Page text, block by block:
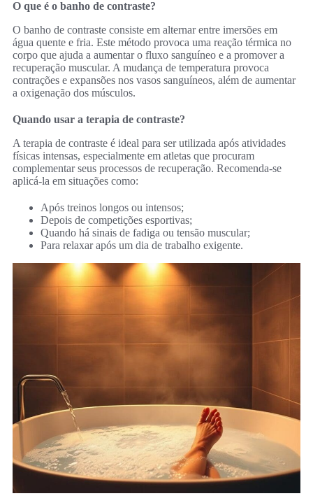
O que é o banho de contraste?
O banho de contraste consiste em alternar entre imersões em
água quente e fria. Este método provoca uma reação térmica no
corpo que ajuda a aumentar o fluxo sanguíneo e a promover a
recuperação muscular. A mudança de temperatura provoca
contrações e expansões nos vasos sanguíneos, além de aumentar
a oxigenação dos músculos.
Quando usar a terapia de contraste?
A terapia de contraste é ideal para ser utilizada após atividades
físicas intensas, especialmente em atletas que procuram
complementar seus processos de recuperação. Recomenda-se
aplicá-la em situações como:
Após treinos longos ou intensos;
Depois de competições esportivas;
Quando há sinais de fadiga ou tensão muscular;
Para relaxar após um dia de trabalho exigente.